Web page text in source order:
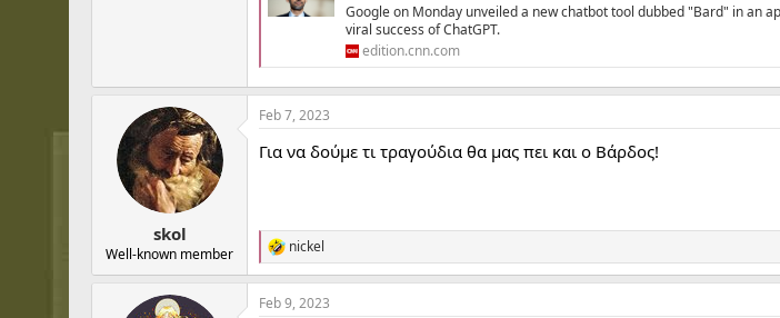
Google on Monday unveiled a new chatbot tool dubbed "Bard" in an
viral success of ChatGPT.
edition.cnn.com
skol
Well-known member
Feb 7, 2023
Για να δούμε τι τραγούδια θα μας πει και ο Βάρδος!
R
e
a
c
nickel
Feb 9, 2023